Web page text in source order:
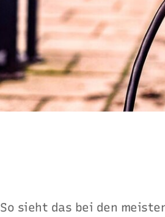
So sieht das bei den